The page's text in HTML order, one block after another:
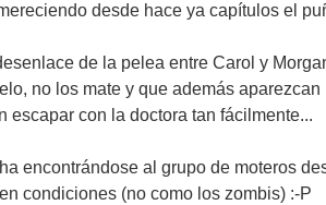
desde hace ya capítulos el
de la pelea entre Carol y
no los mate y que además
escapar con la doctora tan fácilmente...
encontrándose al grupo de moteros
condiciones (no como los zombis) :-P